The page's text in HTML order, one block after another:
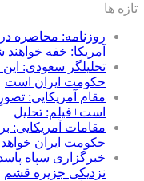
تازه ها
روزنامه: محاصره
آمریکا: خفه خواهند
تحلیلگر سعودی: این
حکومت ایران است
مقام آمریکایی:
است+فیلم: تحلیل
مقامات
حکومت ایران
خبرگزاری سپاه
نزدیکی جزیره قشم